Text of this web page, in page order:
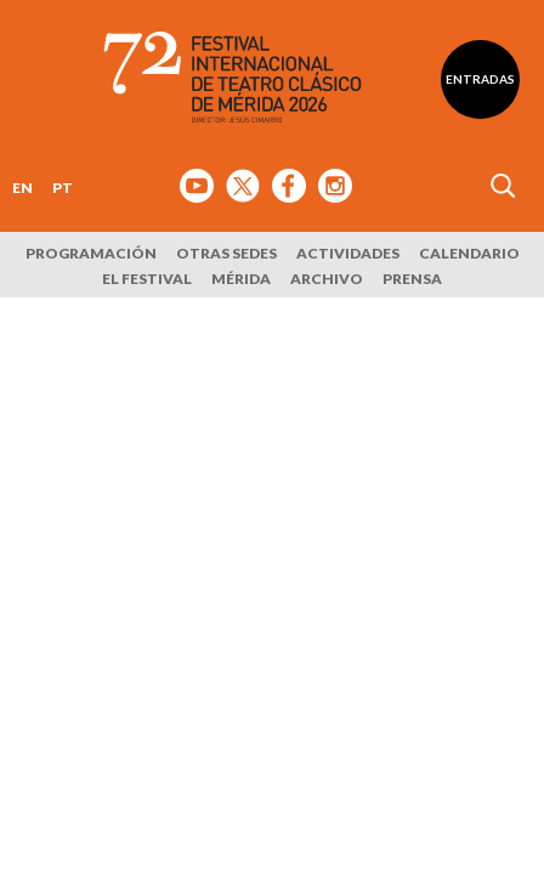
ENTRADAS
EN PT
PROGRAMACIÓN OTRAS SEDES ACTIVIDADES
CALENDARIO
EL FESTIVAL
MÉRIDA ARCHIVO PRENSA